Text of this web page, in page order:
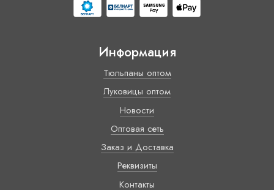
Информация
Тюльпаны оптом
Луковицы оптом
Новости
Оптовая сеть
Заказ и Доставка
Реквизиты
Контакты